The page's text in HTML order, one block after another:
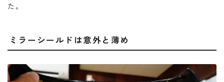
た。
ミラーシールドは意外と薄め